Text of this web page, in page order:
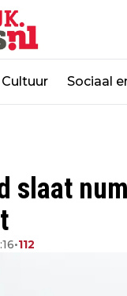
Cultuur Sociaal
slaat
•112